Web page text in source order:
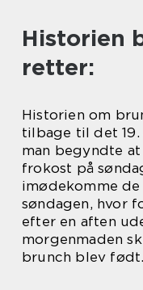
Historien
retter:
Historien om
tilbage til det 19.
man begyndte
frokost på
imødekomme
søndagen, hvor
efter en aften
morgenmaden
brunch blev født.